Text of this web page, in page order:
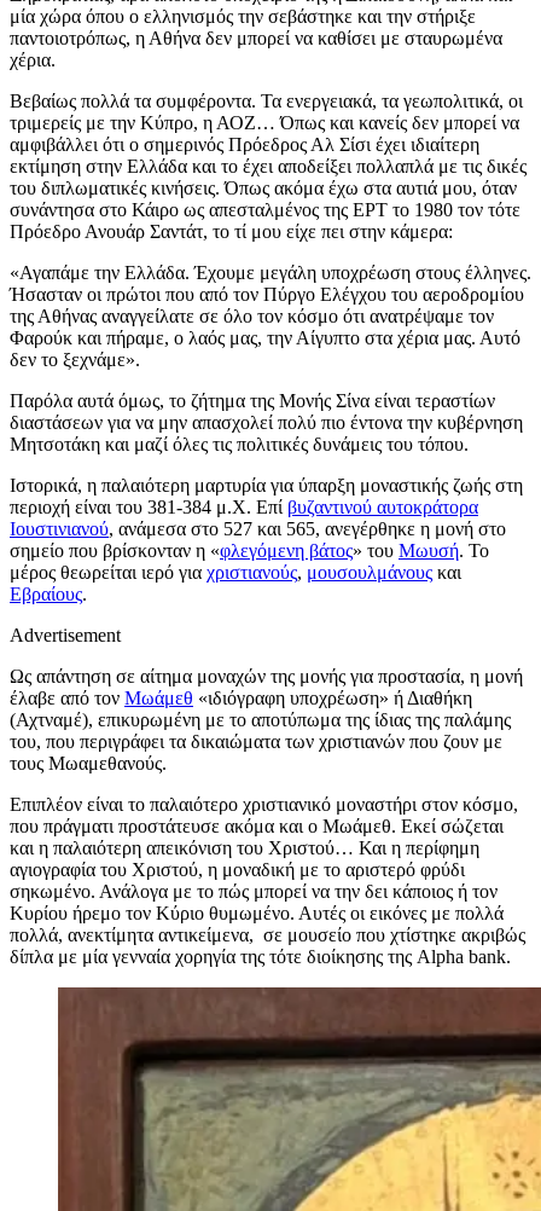
μία χώρα όπου ο ελληνισμός την σεβάστηκε και την στήριξε
παντοιοτρόπως, η Αθήνα δεν μπορεί να καθίσει με σταυρωμένα
χέρια.
Βεβαίως πολλά τα συμφέροντα. Τα ενεργειακά, τα γεωπολιτικά, οι
τριμερείς με την Κύπρο, η ΑΟΖ… Όπως και κανείς δεν μπορεί να
αμφιβάλλει ότι ο σημερινός Πρόεδρος Αλ Σίσι έχει ιδιαίτερη
εκτίμηση στην Ελλάδα και το έχει αποδείξει πολλαπλά με τις δικές
του διπλωματικές κινήσεις. Όπως ακόμα έχω στα αυτιά μου, όταν
συνάντησα στο Κάιρο ως απεσταλμένος της ΕΡΤ το 1980 τον τότε
Πρόεδρο Ανουάρ Σαντάτ, το τί μου είχε πει στην κάμερα:
«Αγαπάμε την Ελλάδα. Έχουμε μεγάλη υποχρέωση στους έλληνες.
Ήσασταν οι πρώτοι που από τον Πύργο Ελέγχου του αεροδρομίου
της Αθήνας αναγγείλατε σε όλο τον κόσμο ότι ανατρέψαμε τον
Φαρούκ και πήραμε, ο λαός μας, την Αίγυπτο στα χέρια μας. Αυτό
δεν το ξεχνάμε».
Παρόλα αυτά όμως, το ζήτημα της Μονής Σίνα είναι τεραστίων
διαστάσεων για να μην απασχολεί πολύ πιο έντονα την κυβέρνηση
Μητσοτάκη και μαζί όλες τις πολιτικές δυνάμεις του τόπου.
Ιστορικά, η παλαιότερη μαρτυρία για ύπαρξη μοναστικής ζωής στη
περιοχή είναι του 381-384 μ.Χ. Επί βυζαντινού αυτοκράτορα
Ιουστινιανού, ανάμεσα στο 527 και 565, ανεγέρθηκε η μονή στο
σημείο που βρίσκονταν η «φλεγόμενη βάτος» του Μωυσή. Το
μέρος θεωρείται ιερό για χριστιανούς, μουσουλμάνους και
Εβραίους.
Advertisement
Ως απάντηση σε αίτημα μοναχών της μονής για προστασία, η μονή
έλαβε από τον Μωάμεθ «ιδιόγραφη υποχρέωση» ή Διαθήκη
(Αχτναμέ), επικυρωμένη με το αποτύπωμα της ίδιας της παλάμης
του, που περιγράφει τα δικαιώματα των χριστιανών που ζουν με
τους Μωαμεθανούς.
Επιπλέον είναι το παλαιότερο χριστιανικό μοναστήρι στον κόσμο,
που πράγματι προστάτευσε ακόμα και ο Μωάμεθ. Εκεί σώζεται
και η παλαιότερη απεικόνιση του Χριστού… Και η περίφημη
αγιογραφία του Χριστού, η μοναδική με το αριστερό φρύδι
σηκωμένο. Ανάλογα με το πώς μπορεί να την δει κάποιος ή τον
Κυρίου ήρεμο τον Κύριο θυμωμένο. Αυτές οι εικόνες με πολλά
πολλά, ανεκτίμητα αντικείμενα, σε μουσείο που χτίστηκε ακριβώς
δίπλα με μία γενναία χορηγία της τότε διοίκησης της Alpha bank.